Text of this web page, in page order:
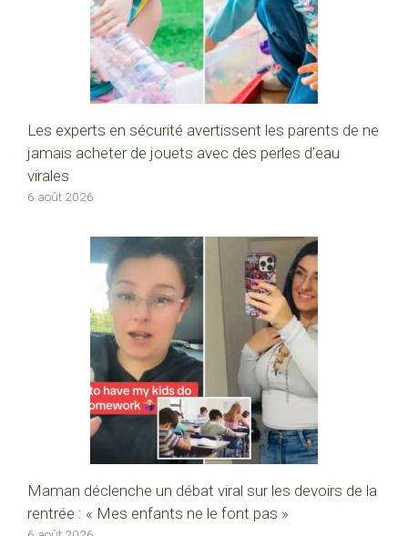
Les experts en sécurité avertissent les parents de ne
jamais acheter de jouets avec des perles d’eau
virales
6 août 2026
Maman déclenche un débat viral sur les devoirs de la
rentrée : « Mes enfants ne le font pas »